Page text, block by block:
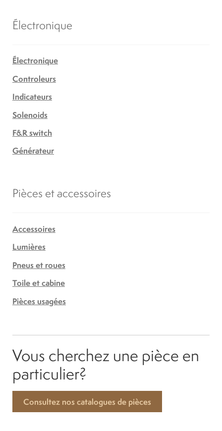
Électronique
Électronique
Controleurs
Indicateurs
Solenoids
F&R switch
Générateur
Pièces et accessoires
Accessoires
Lumières
Pneus et roues
Toile et cabine
Pièces usagées
Vous cherchez une pièce en
particulier?
Consultez nos catalogues de pièces